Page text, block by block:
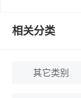
相关分类
其它类别